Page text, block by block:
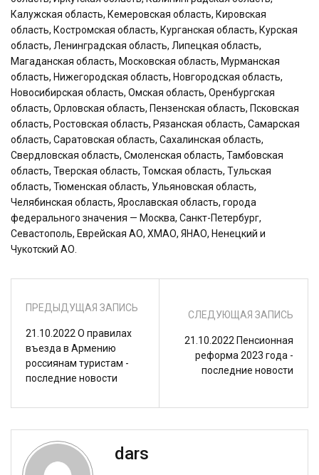
Калужская область, Кемеровская область, Кировская
область, Костромская область, Курганская область, Курская
область, Ленинградская область, Липецкая область,
Магаданская область, Московская область, Мурманская
область, Нижегородская область, Новгородская область,
Новосибирская область, Омская область, Оренбургская
область, Орловская область, Пензенская область, Псковская
область, Ростовская область, Рязанская область, Самарская
область, Саратовская область, Сахалинская область,
Свердловская область, Смоленская область, Тамбовская
область, Тверская область, Томская область, Тульская
область, Тюменская область, Ульяновская область,
Челябинская область, Ярославская область, города
федерального значения — Москва, Санкт-Петербург,
Севастополь, Еврейская АО, ХМАО, ЯНАО, Ненецкий и
Чукотский АО.
ПРЕДЫДУЩАЯ ЗАПИСЬ
21.10.2022 О правилах
въезда в Армению
россиянам туристам -
последние новости
СЛЕДУЮЩАЯ ЗАПИСЬ
21.10.2022 Пенсионная
реформа 2023 года -
последние новости
dars